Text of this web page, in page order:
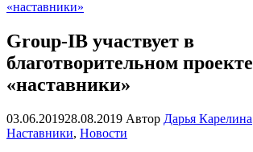
Group-IB участвует в
благотворительном проекте
«наставники»
03.06.201928.08.2019 Автор Дарья Карелина
Наставники, Новости